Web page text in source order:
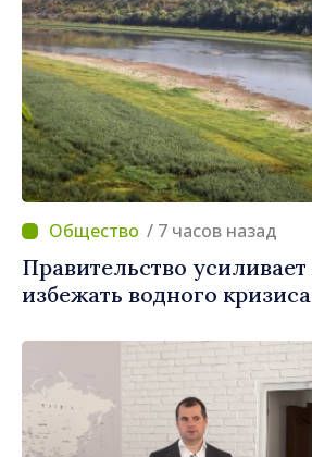
/ 7 часов назад
Правительство
избежать водного